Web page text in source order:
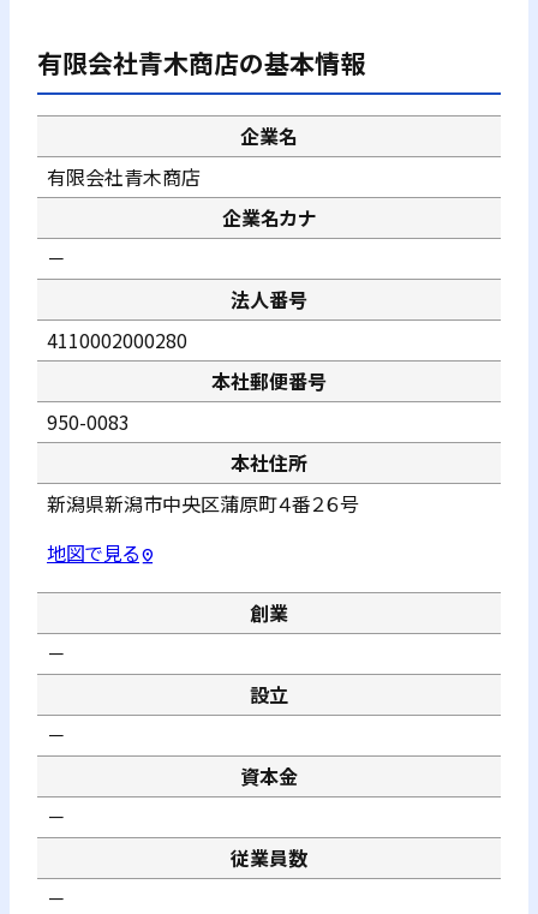
有限会社青木商店の基本情報
企業名
有限会社青木商店
企業名カナ
－
法人番号
4110002000280
本社郵便番号
950-0083
本社住所
新潟県新潟市中央区蒲原町４番２６号
地図で見るpin_drop
創業
－
設立
－
資本金
－
従業員数
－